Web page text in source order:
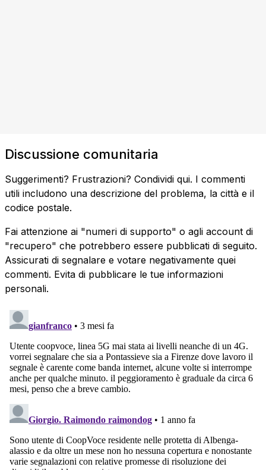
Discussione comunitaria
Suggerimenti? Frustrazioni? Condividi qui. I commenti
utili includono una descrizione del problema, la città e il
codice postale.
Fai attenzione ai "numeri di supporto" o agli account di
"recupero" che potrebbero essere pubblicati di seguito.
Assicurati di segnalare e votare negativamente quei
commenti. Evita di pubblicare le tue informazioni
personali.